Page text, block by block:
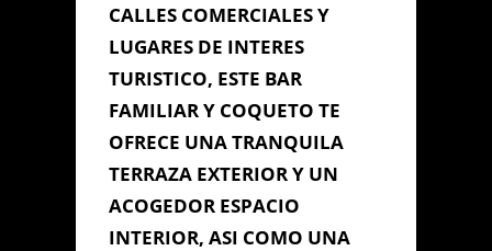
CALLES COMERCIALES Y
LUGARES DE INTERES
TURISTICO, ESTE BAR
FAMILIAR Y COQUETO TE
OFRECE UNA TRANQUILA
TERRAZA EXTERIOR Y UN
ACOGEDOR ESPACIO
INTERIOR, ASI COMO UNA
Información de
Contacto